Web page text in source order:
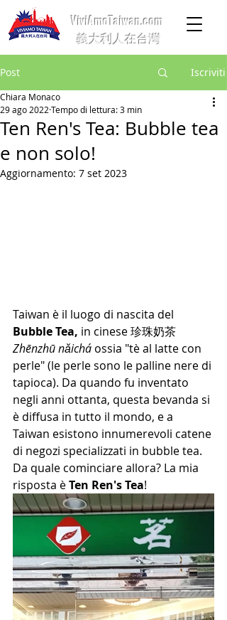
ViviAmoTaiwan.com
義大利人在台灣
Post Iscriviti
Ten Ren's Tea: Bubble tea
e non solo!
Chiara Monaco
29 ago 2022 Tempo di lettura: 3 min
Aggiornamento: 7 set 2023
Taiwan è il luogo di nascita del
Bubble Tea, in cinese 珍珠奶茶
Zhēnzhū nǎichá ossia "tè al latte con
perle" (le perle sono le palline nere di
tapioca). Da quando fu inventato
negli anni ottanta, questa bevanda si
è diffusa in tutto il mondo, e a
Taiwan esistono innumerevoli catene
di negozi specializzati in bubble tea.
Da quale cominciare allora? La mia
risposta è Ten Ren's Tea!